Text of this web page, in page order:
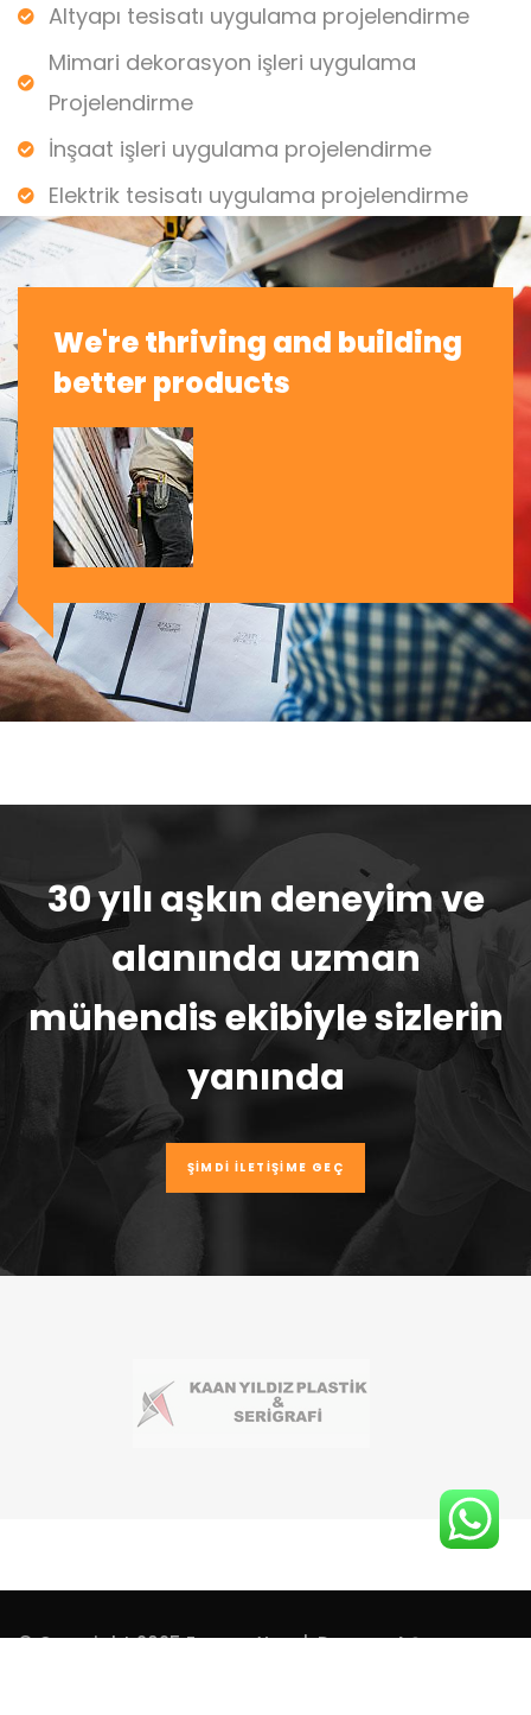
Altyapı tesisatı uygulama projelendirme
Mimari dekorasyon işleri uygulama
Projelendirme
İnşaat işleri uygulama projelendirme
Elektrik tesisatı uygulama projelendirme
We're thriving and building
better products
30 yılı aşkın deneyim ve
alanında uzman
mühendis ekibiyle sizlerin
yanında
ŞIMDI İLETIŞIME GEÇ
© Copyright 2025 Formex Yapı | Dermen A.Ş.